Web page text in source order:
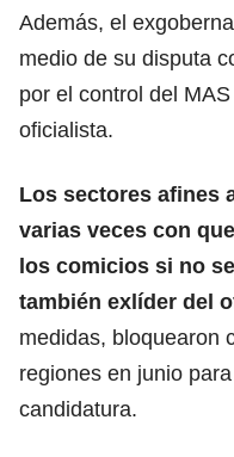
Además, el
medio de su disputa
por el control del
oficialista.
Los sectores afines
varias veces con
los comicios si no
también exlíder del
medidas, bloquearon
regiones en junio
candidatura.